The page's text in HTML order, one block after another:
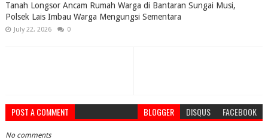
Tanah Longsor Ancam Rumah Warga di Bantaran Sungai Musi,
Polsek Lais Imbau Warga Mengungsi Sementara
July 22, 2026 0
POST A COMMENT BLOGGER DISQUS FACEBOOK
No comments